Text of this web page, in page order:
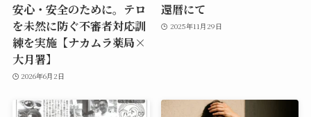
安心・安全のために。テロ
を未然に防ぐ不審者対応訓
練を実施【ナカムラ薬局×
大月署】
2026年6月2日
還暦にて
2025年11月29日